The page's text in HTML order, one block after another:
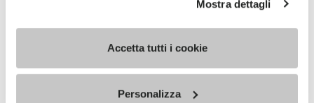
Mostra dettagli
Accetta tutti i cookie
Personalizza